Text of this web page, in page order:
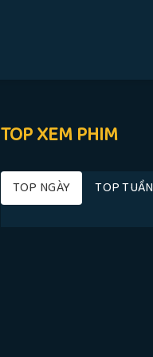
TOP XEM PHIM
TOP NGÀY TOP TUẦN